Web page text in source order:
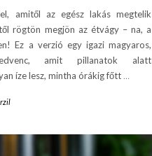
amitől az egész lakás megtelik
rögtön megjön az étvágy – na, a
Ez a verzió egy igazi magyaros,
amit pillanatok alatt
íze lesz, mintha órákig főtt …